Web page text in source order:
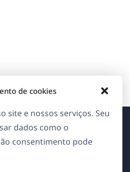
de cookies
site e nossos serviços. Seu
dados como o
consentimento pode
o WPML